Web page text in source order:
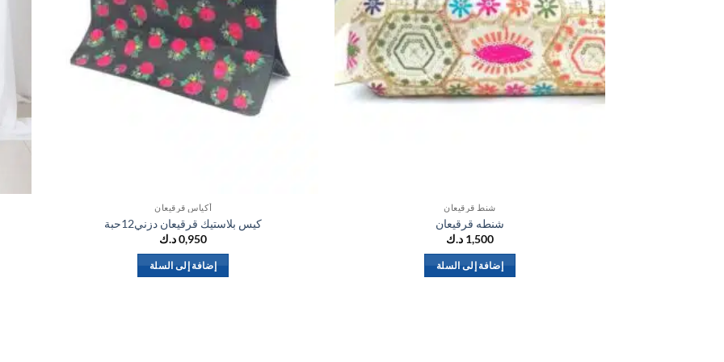
شنط قرقيعان
شنطه قرقيعان
1,500 د.ك
إضافة إلى السلة
أكياس قرقيعان
كيس بلاستيك قرقيعان دزني12حبة
0,950د.ك
إضافة إلى السلة